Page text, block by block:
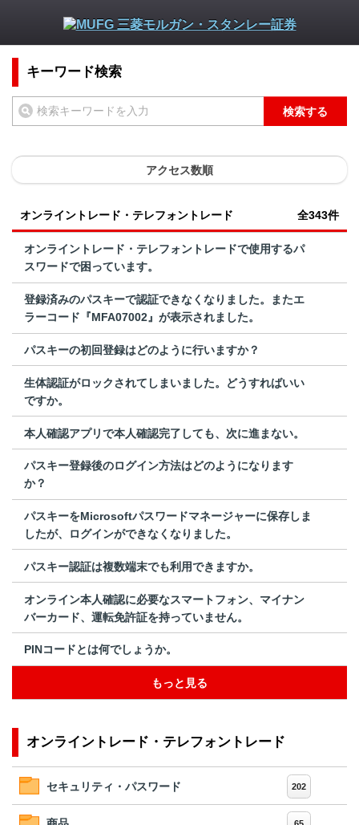
キーワード検索
検索する
アクセス数順
オンライントレード・テレフォントレード 全343件
オンライントレード・テレフォントレードで使用するパ
スワードで困っています。
登録済みのパスキーで認証できなくなりました。またエ
ラーコード『MFA07002』が表示されました。
パスキーの初回登録はどのように行いますか？
生体認証がロックされてしまいました。どうすればいい
ですか。
本人確認アプリで本人確認完了しても、次に進まない。
パスキー登録後のログイン方法はどのようになります
か？
パスキーをMicrosoftパスワードマネージャーに保存しま
したが、ログインができなくなりました。
パスキー認証は複数端末でも利用できますか。
オンライン本人確認に必要なスマートフォン、マイナン
バーカード、運転免許証を持っていません。
PINコードとは何でしょうか。
もっと見る
オンライントレード・テレフォントレード
セキュリティ・パスワード 202